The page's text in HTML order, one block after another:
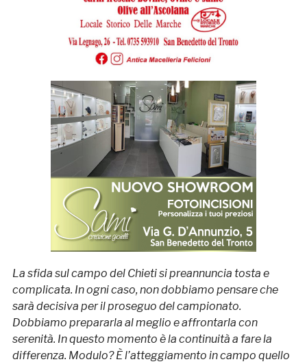
La sfida sul campo del Chieti si preannuncia tosta e
complicata. In ogni caso, non dobbiamo pensare che
sarà decisiva per il proseguo del campionato.
Dobbiamo prepararla al meglio e affrontarla con
serenità. In questo momento è la continuità a fare la
differenza. Modulo? È l’atteggiamento in campo quello